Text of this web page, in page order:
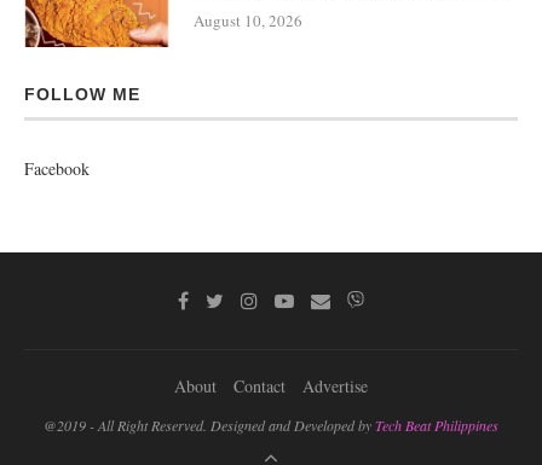
August 10, 2026
FOLLOW ME
Facebook
About Contact Advertise
@2019 - All Right Reserved. Designed and Developed byTech Beat Philippines